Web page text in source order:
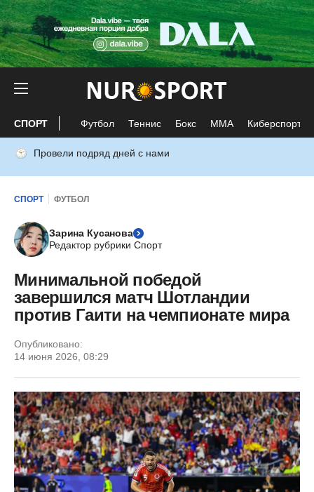
СПОРТ Футбол Теннис Бокс ММА Киберспорт
Провели подряд дней с нами
СПОРТ ФУТБОЛ
Зарина Кусанова
Редактор рубрики Спорт
Минимальной победой
завершился матч Шотландии
против Гаити на чемпионате мира
Опубликовано:
14 июня 2026, 08:29